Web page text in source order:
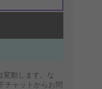
変動します。な
チャットからお問